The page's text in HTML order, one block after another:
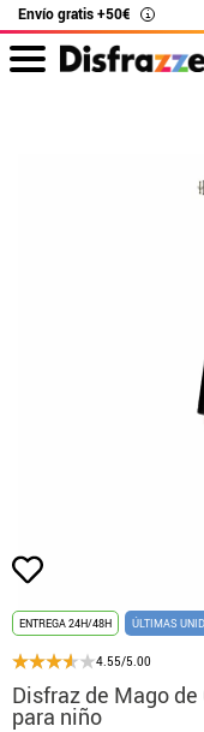
Envío gratis +50€ i
ENTREGA 24H/48H ÚLTIMAS
4.55/5.00
Disfraz de Mago
para niño